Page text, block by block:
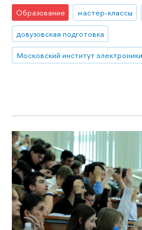
Образование мастер-классы
довузовская подготовка